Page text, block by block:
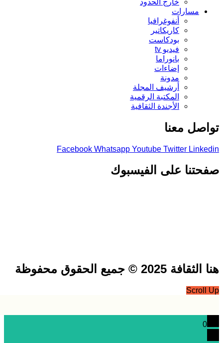
مسارات
أنفوغرافيا
كاريكاتير
بودكاست
فيديو tv
بانوراما
إضاءات
مدونة
أرشيف المجلة
المكتبة الرقمية
الأجندة الثقافية
معنا
Facebook Whatsapp Youtube Twitter
على الفيسبوك
2025 © جميع الحقوق محفوظة